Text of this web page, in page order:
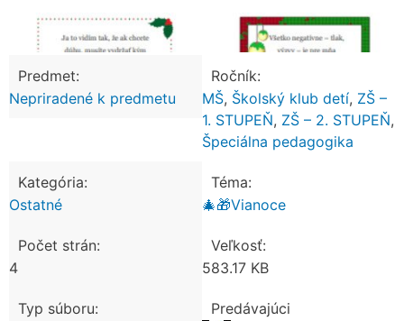
Predmet:
Nepriradené k predmetu
Ročník:
MŠ, Školský klub detí, ZŠ –
1. STUPEŇ, ZŠ – 2. STUPEŇ,
Špeciálna pedagogika
Kategória:
Ostatné
Téma:
🎄🎁Vianoce
Počet strán:
4
Veľkosť:
583.17 KB
Typ súboru:
Predávajúci